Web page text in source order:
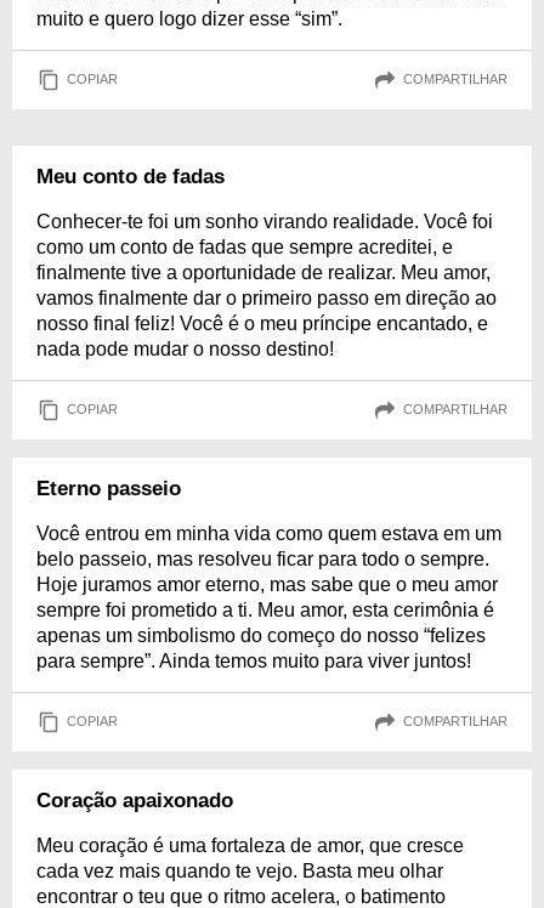
muito e quero logo dizer esse “sim”.
COPIAR COMPARTILHAR
Meu conto de fadas
Conhecer-te foi um sonho virando realidade. Você foi
como um conto de fadas que sempre acreditei, e
finalmente tive a oportunidade de realizar. Meu amor,
vamos finalmente dar o primeiro passo em direção ao
nosso final feliz! Você é o meu príncipe encantado, e
nada pode mudar o nosso destino!
COPIAR COMPARTILHAR
Eterno passeio
Você entrou em minha vida como quem estava em um
belo passeio, mas resolveu ficar para todo o sempre.
Hoje juramos amor eterno, mas sabe que o meu amor
sempre foi prometido a ti. Meu amor, esta cerimônia é
apenas um simbolismo do começo do nosso “felizes
para sempre”. Ainda temos muito para viver juntos!
COPIAR COMPARTILHAR
Coração apaixonado
Meu coração é uma fortaleza de amor, que cresce
cada vez mais quando te vejo. Basta meu olhar
encontrar o teu que o ritmo acelera, o batimento